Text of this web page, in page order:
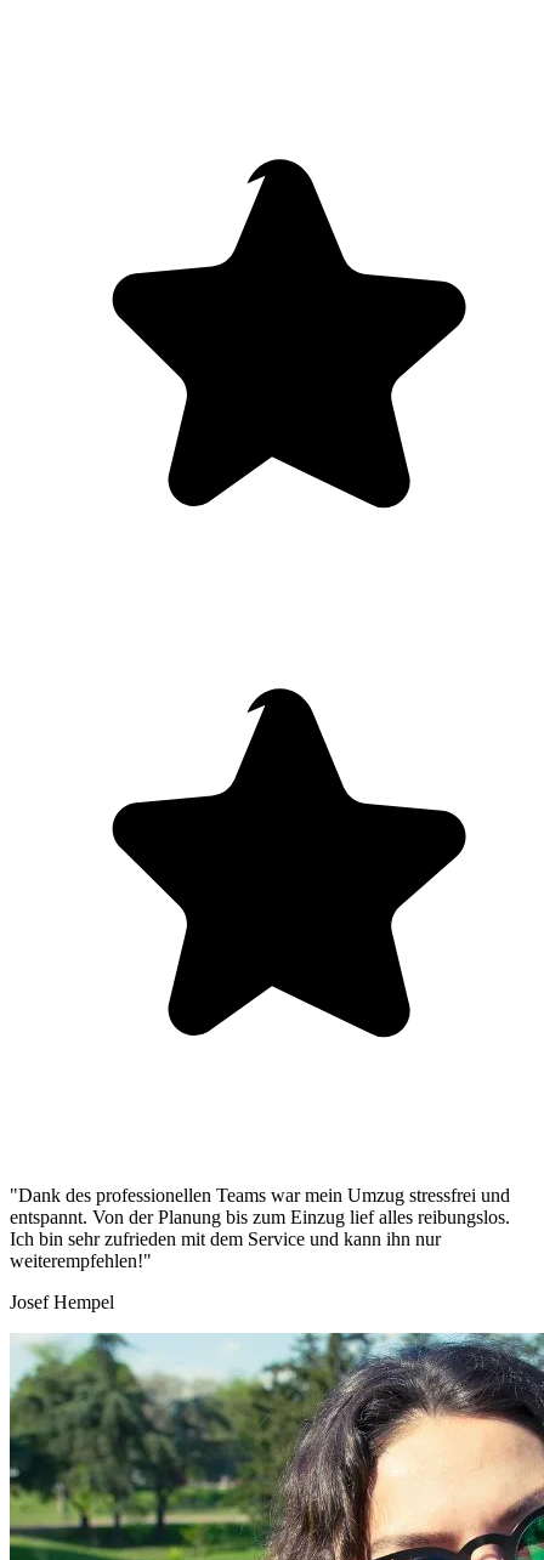
"Dank des professionellen Teams war mein Umzug stressfrei und
entspannt. Von der Planung bis zum Einzug lief alles reibungslos.
Ich bin sehr zufrieden mit dem Service und kann ihn nur
weiterempfehlen!"
Josef Hempel